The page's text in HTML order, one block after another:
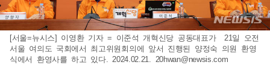
[서울=뉴시스] 이영환 기자 = 이준석 개혁신당 공동대표가 21일 오전
서울 여의도 국회에서 최고위원회의에 앞서 진행된 양정숙 의원 환영
식에서 환영사를 하고 있다. 2024.02.21. 20hwan@newsis.com